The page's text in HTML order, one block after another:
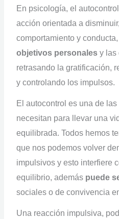
En psicología, el
acción orientada a
comportamiento y
objetivos personalesy las
retrasando la gratificación,
y controlando los impulsos.
El autocontrol es una de
necesitan para llevar una
equilibrada. Todos hemos
que nos podemos volver
impulsivos y esto interfiere
equilibrio, además puede
sociales o de convivencia
Una reacción impulsiva,